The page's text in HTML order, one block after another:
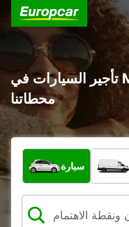
تأجير السيارات في Matsapha : اكتشف جميع
محطاتنا
ما نوع المركبة؟
سيارة